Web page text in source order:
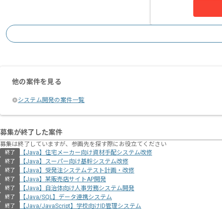
他の案件を見る
システム開発の案件一覧
募集が終了した案件
募集は終了していますが、参画先を探す際にお役立てください
終了 【Java】住宅メーカー向け資材⼿配システム改修
終了 【Java】スーパー向け基幹システム改修
終了 【Java】受発注システムテスト計画・改修
終了 【Java】某販売店サイトAP開発
終了 【Java】自治体向け人事労務システム開発
終了 【Java/SQL】データ連携システム
終了 【Java/JavaScript】学校向けID管理システム